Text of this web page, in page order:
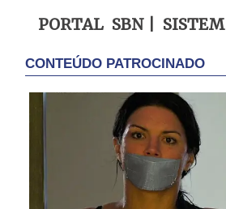
PORTAL SBN |